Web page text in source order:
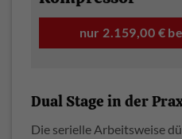
nur 2.159,00 €
Dual Stage in der
Die serielle Arbeitsweise